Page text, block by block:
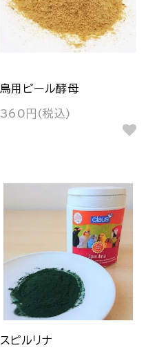
鳥用ビール酵母
360円(税込)
スピルリナ